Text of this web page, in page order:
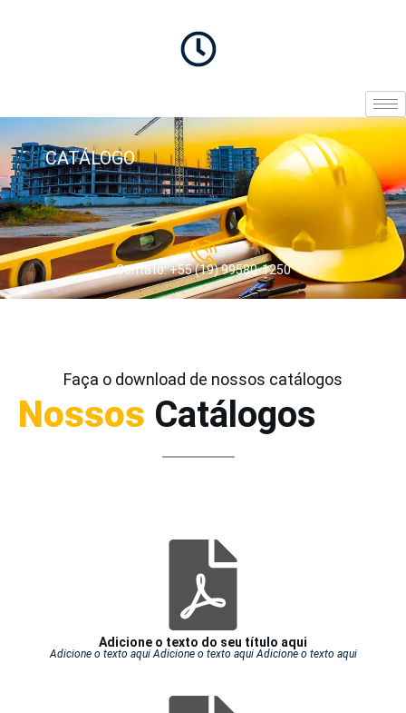
CATÁLOGO
Contato: +55 (19) 99580-1250
Faça o download de nossos catálogos
Nossos Catálogos
Adicione o texto do seu título aqui
Adicione o texto aqui Adicione o texto aqui Adicione o texto aqui